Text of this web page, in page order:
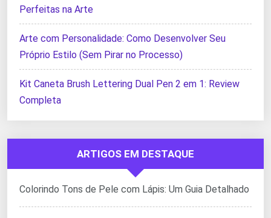
Perfeitas na Arte
Arte com Personalidade: Como Desenvolver Seu
Próprio Estilo (Sem Pirar no Processo)
Kit Caneta Brush Lettering Dual Pen 2 em 1: Review
Completa
ARTIGOS EM DESTAQUE
Colorindo Tons de Pele com Lápis: Um Guia Detalhado